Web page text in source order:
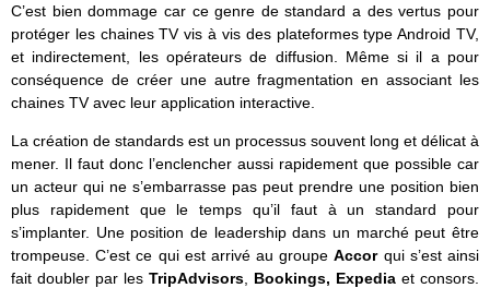
C’est bien dommage car ce genre de standard a des vertus pour
protéger les chaines TV vis à vis des plateformes type Android TV,
et indirectement, les opérateurs de diffusion. Même si il a pour
conséquence de créer une autre fragmentation en associant les
chaines TV avec leur application interactive.
La création de standards est un processus souvent long et délicat à
mener. Il faut donc l’enclencher aussi rapidement que possible car
un acteur qui ne s’embarrasse pas peut prendre une position bien
plus rapidement que le temps qu’il faut à un standard pour
s’implanter. Une position de leadership dans un marché peut être
trompeuse. C’est ce qui est arrivé au groupeAccor qui s’est ainsi
fait doubler par les TripAdvisors Bookings, Expedia et consors.